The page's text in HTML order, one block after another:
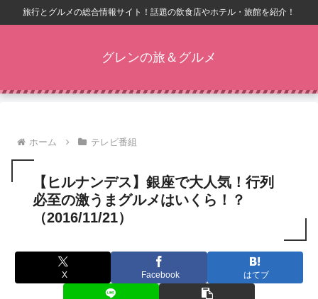
旅行とグルメの総合情報サイト！話題の飲食店やホテル・旅館を紹介！
グレンの旅＆グルメ
ホーム テレビ番組
【ヒルナンデス】銀座で大人気！行列
必至の激うまグルメはいくら！？
（2016/11/21）
X Facebook はてブ